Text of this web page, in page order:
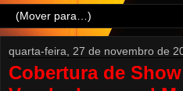
quarta-feira, 27 de novembro de
Cobertura de